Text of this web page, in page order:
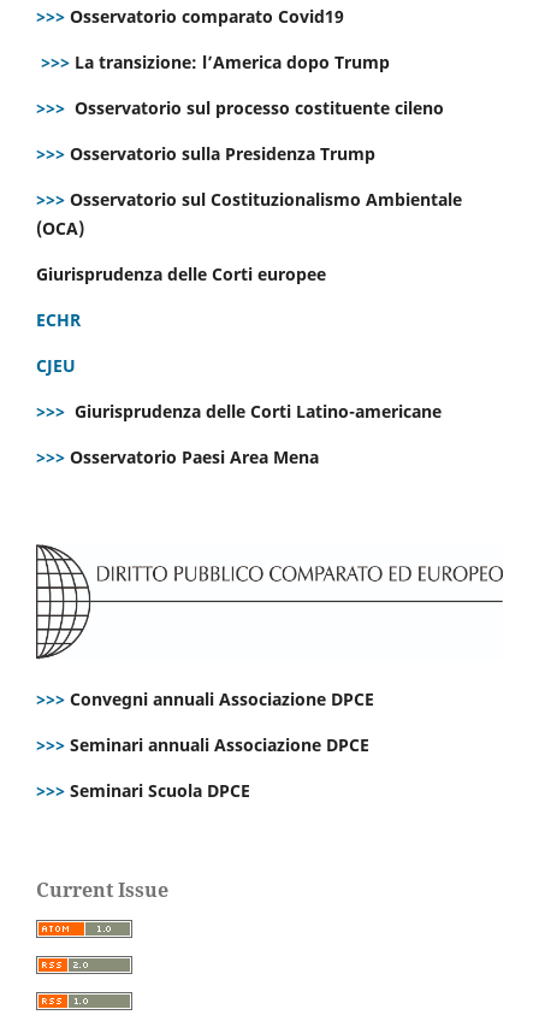
>>> Osservatorio comparato Covid19
>>> La transizione: l’America dopo Trump
>>> Osservatorio sul processo costituente cileno
>>> Osservatorio sulla Presidenza Trump
>>> Osservatorio sul Costituzionalismo Ambientale
(OCA)
Giurisprudenza delle Corti europee
ECHR
CJEU
>>> Giurisprudenza delle Corti Latino-americane
>>> Osservatorio Paesi Area Mena
>>> Convegni annuali Associazione DPCE
>>> Seminari annuali Associazione DPCE
>>> Seminari Scuola DPCE
Current Issue